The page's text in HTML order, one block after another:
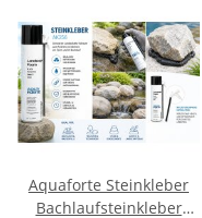
Aquaforte Steinkleber
Bachlaufsteinkleber